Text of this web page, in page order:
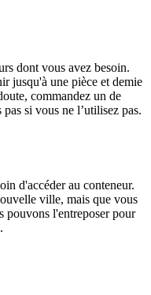
dont vous avez besoin.
jusqu'à une pièce et demie
commandez un de
si vous ne l’utilisez pas.
d'accéder au conteneur.
ville, mais que vous
pouvons l'entreposer pour